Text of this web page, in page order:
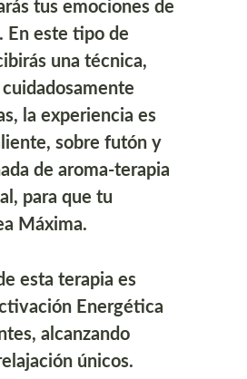
tus emociones de
En este tipo de
una técnica,
la experiencia es
sobre futón y
de aroma-terapia
para que tu
Máxima.​
esta terapia es
Energética
alcanzando
únicos.